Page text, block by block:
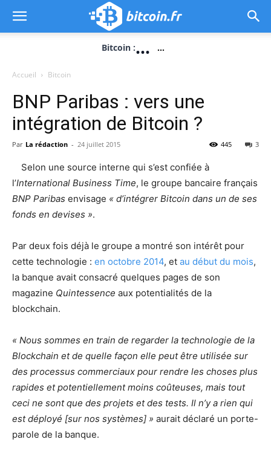
Bitcoin :... ...
Accueil Bitcoin
BNP Paribas : vers une
intégration de Bitcoin ?
Par La rédaction - 24 juillet 2015 3
445
Selon une source interne qui s’est confiée à
l’International Business Time, le groupe bancaire français
BNP Paribas envisage « d’intégrer Bitcoin dans un de ses
fonds en devises ».
Par deux fois déjà le groupe a montré son intérêt pour
cette technologie : en octobre 2014, et au début du mois,
la banque avait consacré quelques pages de son
magazine Quintessence aux potentialités de la
blockchain.
« Nous sommes en train de regarder la technologie de la
Blockchain et de quelle façon elle peut être utilisée sur
des processus commerciaux pour rendre les choses plus
rapides et potentiellement moins coûteuses, mais tout
ceci ne sont que des projets et des tests. Il n’y a rien qui
est déployé [sur nos systèmes] » aurait déclaré un porte-
parole de la banque.